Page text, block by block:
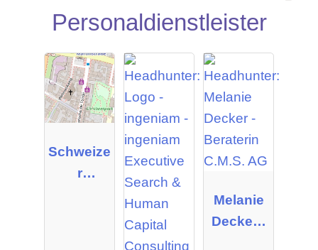
Personaldienstleister
Schweize
r
Melanie
Decker -